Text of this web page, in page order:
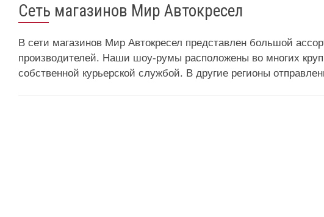
Сеть магазинов Мир Автокресел
В сети магазинов Мир Автокресел представлен большой
производителей. Наши шоу-румы расположены во многих
собственной курьерской службой. В другие регионы